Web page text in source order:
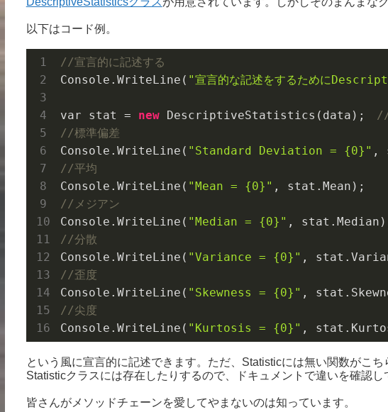
以下はコード例。
//宣言的に記述する
Console. WriteLine( "宣言的な記述をするために
var stat = new DescriptiveStatistics( data ) ; //
//標準偏差
Console. WriteLine( "Standard Deviation = {0}" ,
//平均
Console. WriteLine( "Mean = {0}" , stat .Mean)
//メジアン
Console. WriteLine( "Median = {0}" , stat .Median)
//分散
Console. WriteLine( "Variance = {0}" , stat
//歪度
Console. WriteLine( "Skewness = {0}" , stat
//尖度
Console. WriteLine( "Kurtosis = {0}" , stat
という風に宣言的に記述できます。ただ、Statisticには無い関数がこ
Statisticクラスには存在したりするので、ドキュメントで違いを確認し
皆さんがメソッドチェーンを愛してやまないのは知っています。